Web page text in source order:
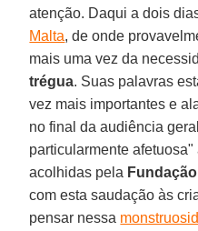
atenção. Daqui a dois
Malta, de onde
mais uma vez da
trégua. Suas palavras
vez mais importantes e
no final da audiência
particularmente
acolhidas pela
com esta saudação às
pensar nessa